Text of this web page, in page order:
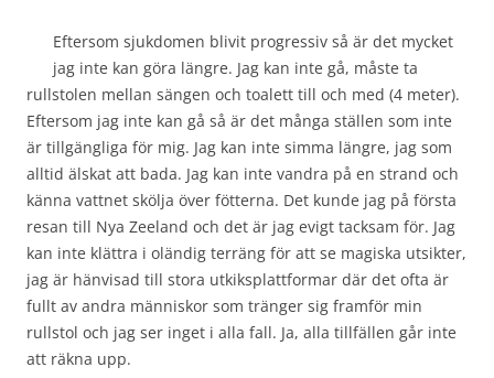
Eftersom sjukdomen blivit progressiv så är det mycket
jag inte kan göra längre. Jag kan inte gå, måste ta
rullstolen mellan sängen och toalett till och med (4 meter).
Eftersom jag inte kan gå så är det många ställen som inte
är tillgängliga för mig. Jag kan inte simma längre, jag som
alltid älskat att bada. Jag kan inte vandra på en strand och
känna vattnet skölja över fötterna. Det kunde jag på första
resan till Nya Zeeland och det är jag evigt tacksam för. Jag
kan inte klättra i oländig terräng för att se magiska utsikter,
jag är hänvisad till stora utkiksplattformar där det ofta är
fullt av andra människor som tränger sig framför min
rullstol och jag ser inget i alla fall. Ja, alla tillfällen går inte
att räkna upp.